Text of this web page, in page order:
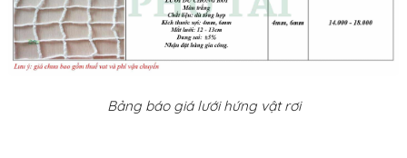
Bảng báo giá lưới hứng vật rơi